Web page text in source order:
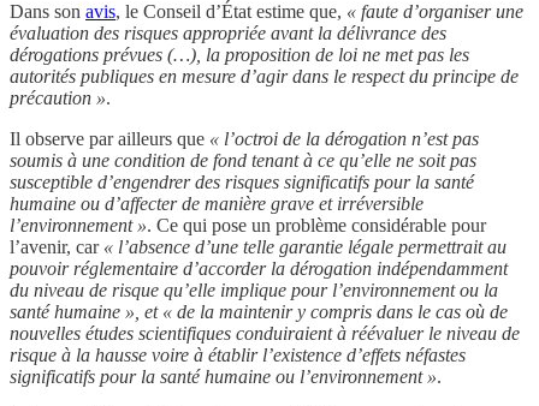
Dans son avis, le Conseil d’État estime que, « faute d’organiser une
évaluation des risques appropriée avant la délivrance des
dérogations prévues (…), la proposition de loi ne met pas les
autorités publiques en mesure d’agir dans le respect du principe de
précaution ».
Il observe par ailleurs que « l’octroi de la dérogation n’est pas
soumis à une condition de fond tenant à ce qu’elle ne soit pas
susceptible d’engendrer des risques significatifs pour la santé
humaine ou d’affecter de manière grave et irréversible
l’environnement ». Ce qui pose un problème considérable pour
l’avenir, car « l’absence d’une telle garantie légale permettrait au
pouvoir réglementaire d’accorder la dérogation indépendamment
du niveau de risque qu’elle implique pour l’environnement ou la
santé humaine », et « de la maintenir y compris dans le cas où de
nouvelles études scientifiques conduiraient à réévaluer le niveau de
risque à la hausse voire à établir l’existence d’effets néfastes
significatifs pour la santé humaine ou l’environnement ».